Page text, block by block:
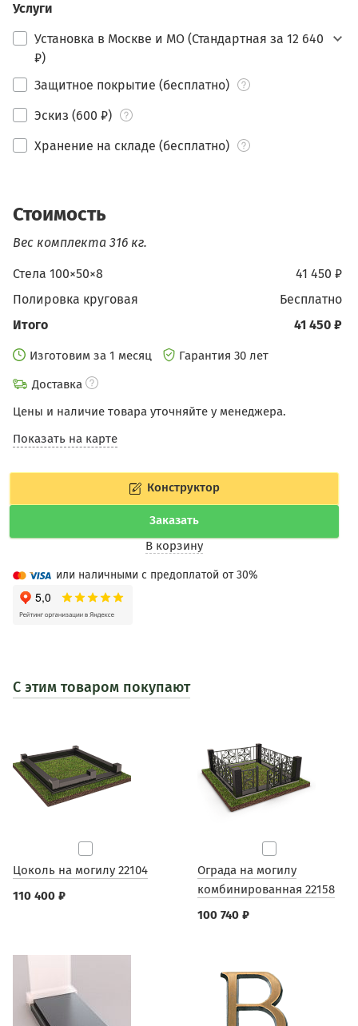
Услуги
Установка в Москве и МО (Стандартная за 12 640
₽)
Защитное покрытие (бесплатно)
Эскиз (600 ₽)
Хранение на складе (бесплатно)
Стоимость
Вес комплекта 316 кг.
41 450 ₽
Стела 100×50×8
бесплатно
Полировка круговая
41 450 ₽
Итого
Изготовим за 1 месяц
Гарантия 30 лет
Доставка
Цены и наличие товара уточняйте у менеджера.
Показать на карте
Конструктор
Заказать
В корзину
или наличными с предоплатой от 30%
С этим товаром покупают
Цоколь на могилу 22104
110 400 ₽
Ограда на могилу
комбинированная 22158
100 740 ₽